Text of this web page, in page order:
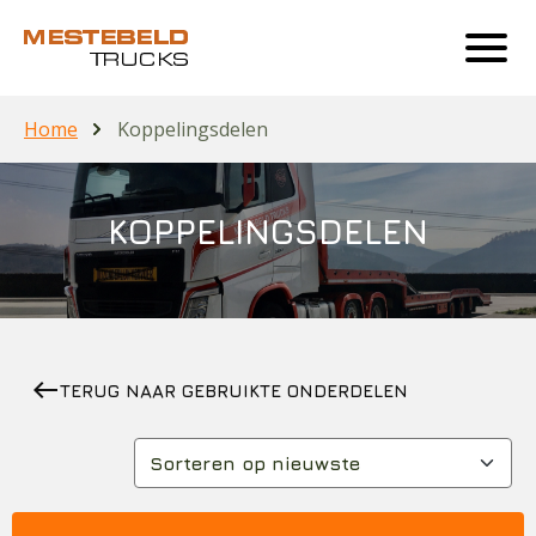
Home Koppelingsdelen
KOPPELINGSDELEN
westTERUG NAAR GEBRUIKTE ONDERDELEN